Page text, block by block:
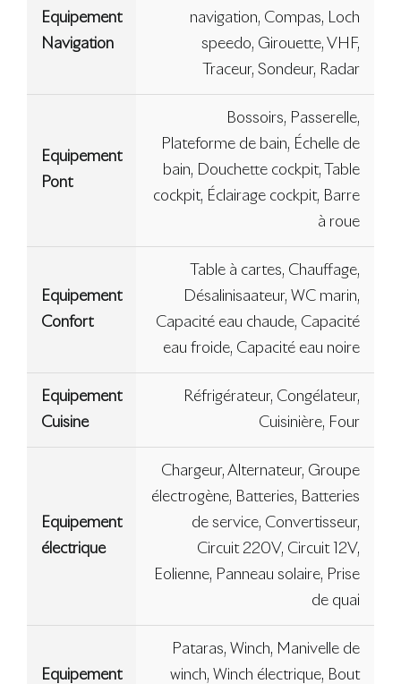
Equipement
Navigation
navigation, Compas, Loch
speedo, Girouette, VHF,
Traceur, Sondeur, Radar
Equipement
Pont
Bossoirs, Passerelle,
Plateforme de bain, Échelle de
bain, Douchette cockpit, Table
cockpit, Éclairage cockpit, Barre
à roue
Equipement
Confort
Table à cartes, Chauffage,
Désalinisaateur, WC marin,
Capacité eau chaude, Capacité
eau froide, Capacité eau noire
Equipement
Cuisine
Réfrigérateur, Congélateur,
Cuisinière, Four
Equipement
électrique
Chargeur, Alternateur, Groupe
électrogène, Batteries, Batteries
de service, Convertisseur,
Circuit 220V, Circuit 12V,
Eolienne, Panneau solaire, Prise
de quai
Equipement
Pataras, Winch, Manivelle de
winch, Winch électrique, Bout